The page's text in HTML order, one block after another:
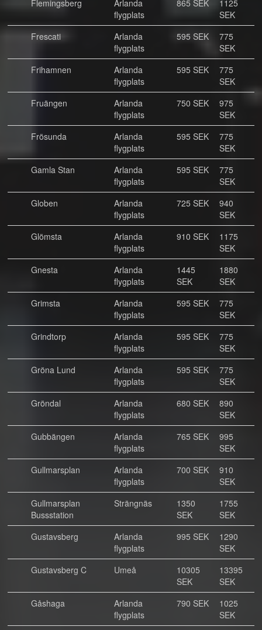
Flemingsberg
Arlanda
flygplats
865 SEK
1125
SEK
Frescati
Arlanda
flygplats
595 SEK
775
SEK
Frihamnen
Arlanda
flygplats
595 SEK
775
SEK
Fruängen
Arlanda
flygplats
750 SEK
975
SEK
Frösunda
Arlanda
flygplats
595 SEK
775
SEK
Gamla Stan
Arlanda
flygplats
595 SEK
775
SEK
Globen
Arlanda
flygplats
725 SEK
940
SEK
Glömsta
Arlanda
flygplats
910 SEK
1175
SEK
Gnesta
Arlanda
flygplats
1445
SEK
1880
SEK
Grimsta
Arlanda
flygplats
595 SEK
775
SEK
Grindtorp
Arlanda
flygplats
595 SEK
775
SEK
Gröna Lund
Arlanda
flygplats
595 SEK
775
SEK
Gröndal
Arlanda
flygplats
680 SEK
890
SEK
Gubbängen
Arlanda
flygplats
765 SEK
995
SEK
Gullmarsplan
Arlanda
flygplats
700 SEK
910
SEK
Gullmarsplan
Bussstation
Strängnäs
1350
SEK
1755
SEK
Gustavsberg
Arlanda
flygplats
995 SEK
1290
SEK
Gustavsberg C
Umeå
10305
SEK
13395
SEK
Gåshaga
Arlanda
flygplats
790 SEK
1025
SEK